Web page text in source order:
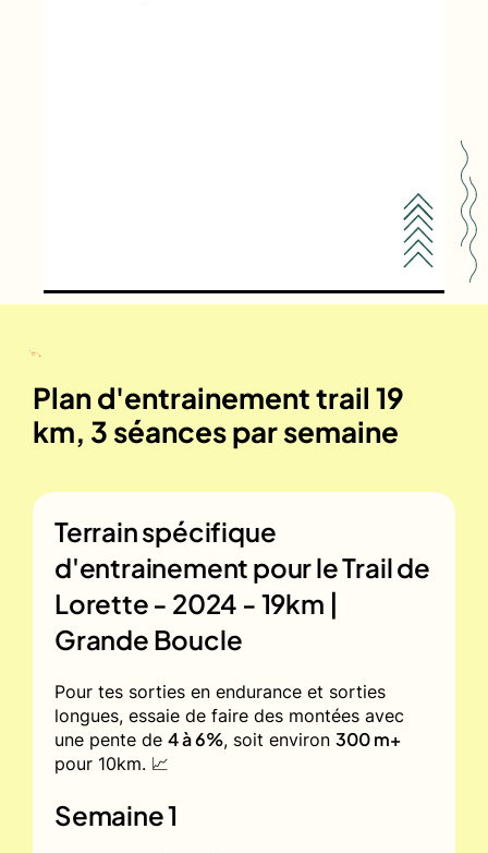
Plan d'entrainement trail 19
km, 3 séances par semaine
Terrain spécifique
d'entrainement pour leTrail de
Lorette - 2024 - 19km |
Grande Boucle
Pour tes sorties en endurance et sorties
longues, essaie de faire des montées avec
une pente de 4 à 6%, soit environ 300 m+
pour 10km. 📈
Semaine 1